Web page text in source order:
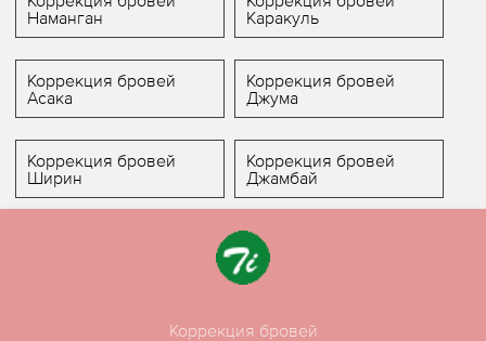
Наманган
Каракуль
Коррекция бровей
Асака
Коррекция бровей
Джума
Коррекция бровей
Ширин
Коррекция бровей
Джамбай
Коррекция бровей